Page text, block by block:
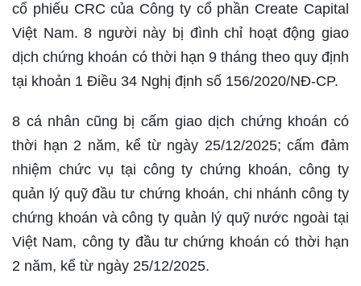
cổ phiếu CRC của Công ty cổ phần Create Capital
Việt Nam. 8 người này bị đình chỉ hoạt động giao
dịch chứng khoán có thời hạn 9 tháng theo quy định
tại khoản 1 Điều 34 Nghị định số 156/2020/NĐ-CP.
8 cá nhân cũng bị cấm giao dịch chứng khoán có
thời hạn 2 năm, kể từ ngày 25/12/2025; cấm đảm
nhiệm chức vụ tại công ty chứng khoán, công ty
quản lý quỹ đầu tư chứng khoán, chi nhánh công ty
chứng khoán và công ty quản lý quỹ nước ngoài tại
Việt Nam, công ty đầu tư chứng khoán có thời hạn
2 năm, kể từ ngày 25/12/2025.